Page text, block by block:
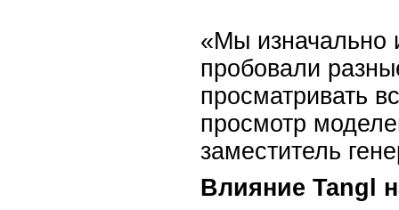
«Мы изначально
пробовали
просматривать
просмотр
заместитель
Влияние Tangl